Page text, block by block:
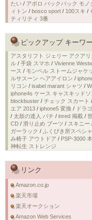
たい / アポロ バックパック モノ
ィトン / bosco sport / 100スキ /
ティリティ 3番
ピックアップ キーワ
アスタリフト ジェリー アクアリ
ル / 手袋 スマホ / Vivienne
ース / モンベル ストームジャケ
ルサスーン ヘアアイロン /
リコン / isabel marant シャツ /
iphone4s ケース キャスキッドソ
blockbuster / チェック スカート /
エア 2013 / iphone5 変換 / ドラ
/ 太鼓の達人 バチ / inred 掲載 /
CD / 滑り止め ブーツ / スキニー
ガーラック / ふくびき所スペシ
み椅子 アウトドア / PSP-3000
神転生 ストレンジ
リンク
Amazon.co.jp
楽天市場
楽天オークション
Amazon Web Services